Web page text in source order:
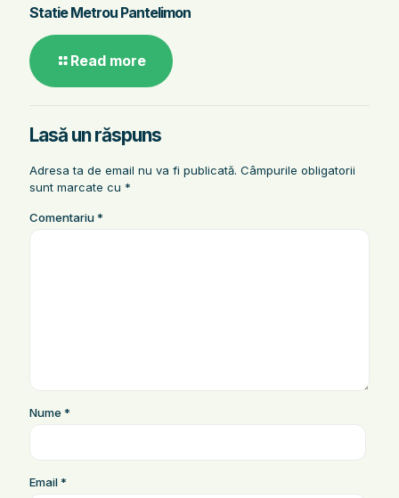
Statie Metrou Pantelimon
Read more
Lasă un răspuns
Adresa ta de email nu va fi publicată. Câmpurile obligatorii
sunt marcate cu *
Comentariu*
Nume *
Email*